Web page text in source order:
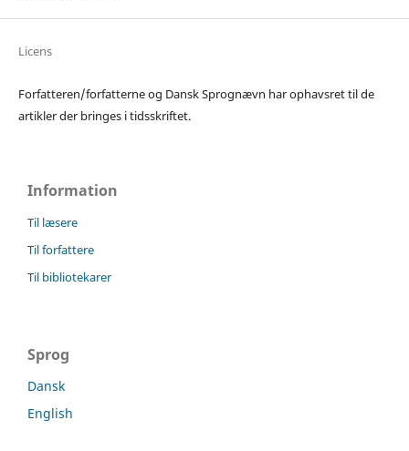
Licens
Forfatteren/forfatterne og Dansk Sprognævn har ophavsret til de
artikler der bringes i tidsskriftet.
Information
Til læsere
Til forfattere
Til bibliotekarer
Sprog
Dansk
English